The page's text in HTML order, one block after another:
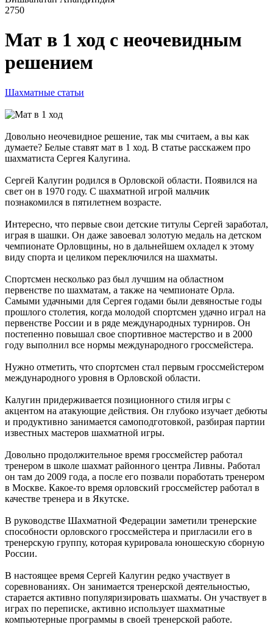
2750
Мат в 1 ход с неочевидным
решением
Шахматные статьи
Довольно неочевидное решение, так мы считаем, а вы как
думаете? Белые ставят мат в 1 ход. В статье расскажем про
шахматиста Сергея Калугина.
Сергей Калугин родился в Орловской области. Появился на
свет он в 1970 году. С шахматной игрой мальчик
познакомился в пятилетнем возрасте.
Интересно, что первые свои детские титулы Сергей заработал,
играя в шашки. Он даже завоевал золотую медаль на детском
чемпионате Орловщины, но в дальнейшем охладел к этому
виду спорта и целиком переключился на шахматы.
Спортсмен несколько раз был лучшим на областном
первенстве по шахматам, а также на чемпионате Орла.
Самыми удачными для Сергея годами были девяностые годы
прошлого столетия, когда молодой спортсмен удачно играл на
первенстве России и в ряде международных турниров. Он
постепенно повышал свое спортивное мастерство и в 2000
году выполнил все нормы международного гроссмейстера.
Нужно отметить, что спортсмен стал первым гроссмейстером
международного уровня в Орловской области.
Калугин придерживается позиционного стиля игры с
акцентом на атакующие действия. Он глубоко изучает дебюты
и продуктивно занимается самоподготовкой, разбирая партии
известных мастеров шахматной игры.
Довольно продолжительное время гроссмейстер работал
тренером в школе шахмат районного центра Ливны. Работал
он там до 2009 года, а после его позвали поработать тренером
в Москве. Какое-то время орловский гроссмейстер работал в
качестве тренера и в Якутске.
В руководстве Шахматной Федерации заметили тренерские
способности орловского гроссмейстера и пригласили его в
тренерскую группу, которая курировала юношескую сборную
России.
В настоящее время Сергей Калугин редко участвует в
соревнованиях. Он занимается тренерской деятельностью,
старается активно популяризировать шахматы. Он участвует в
играх по переписке, активно использует шахматные
компьютерные программы в своей тренерской работе.